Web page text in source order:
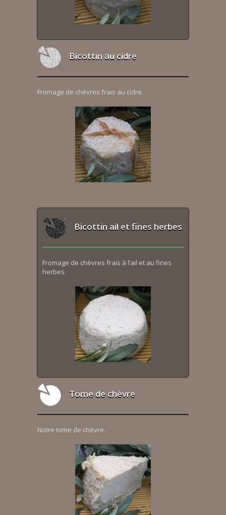
Bicottin au cidre
Fromage de chèvres frais au cidre.
Bicottin ail et fines herbes
Fromage de chèvres frais à l’ail et au fines
herbes.
Tome de chèvre
Notre tome de chèvre.